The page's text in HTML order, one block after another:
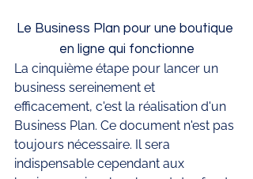
Le Business Plan pour une boutique
en ligne qui fonctionne
La cinquième étape pour lancer un
business sereinement et
efficacement, c'est la réalisation d'un
Business Plan. Ce document n'est pas
toujours nécessaire. Il sera
indispensable cependant aux